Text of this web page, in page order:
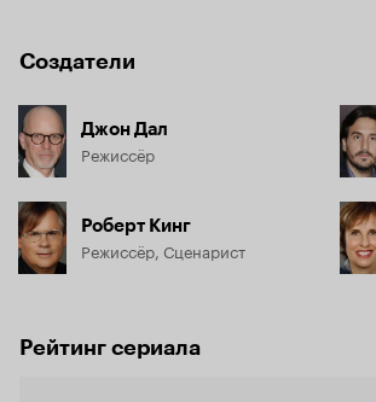
Создатели
Джон Дал
Режиссёр
Роберт Кинг
Режиссёр, Сценарист
Рейтинг сериала